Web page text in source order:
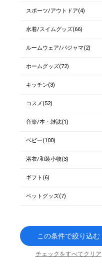
スポーツ/アウトドア(4)
水着/スイムグッズ(66)
ルームウェア/パジャマ(2)
ホームグッズ(72)
キッチン(3)
コスメ(52)
音楽/本・雑誌(1)
ベビー(100)
浴衣/和装小物(3)
ギフト(6)
ペットグッズ(7)
この条件で絞り込む
チェックをすべてクリア